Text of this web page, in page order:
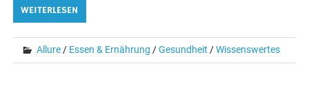
WEITERLESEN
Allure/ Essen & Ernährung /Gesundheit /Wissenswertes